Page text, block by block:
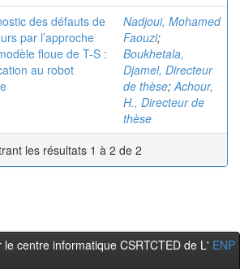
des défauts de
par l’approche
floue de T-S :
au robot
Nadjoui, Mohamed
Faouzi;
Boukhetala,
Djamel, Directeur
de thèse;Achour,
H., Directeur de
thèse
les résultats 1 à 2 de 2
le centre informatique CSRTCTED de L' ENP